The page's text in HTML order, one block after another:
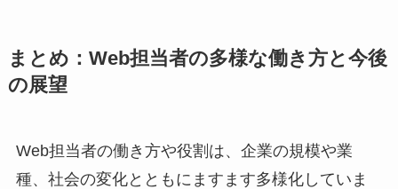
まとめ：Web担当者の多様な働き方と今後
の展望
Web担当者の働き方や役割は、企業の規模や業
種、社会の変化とともにますます多様化していま